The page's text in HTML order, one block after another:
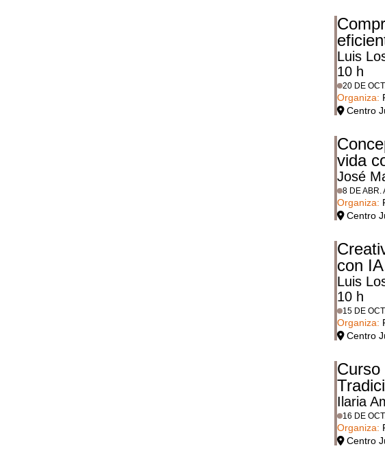
Luis
10 h
20 DE
Organiza:
Centro
vida
José
8 DE ABR.
Organiza:
Centro
con
Luis
10 h
15 DE
Organiza:
Centro
Curso
Ilaria
16 DE
Organiza:
Centro